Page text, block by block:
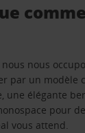
nous
par un modèle
une élégante
pour
vous attend.